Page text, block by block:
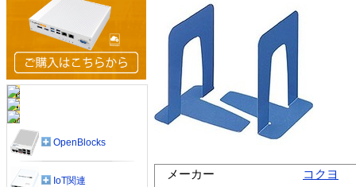
メーカー
コクヨ
OpenBlocks
IoT関連